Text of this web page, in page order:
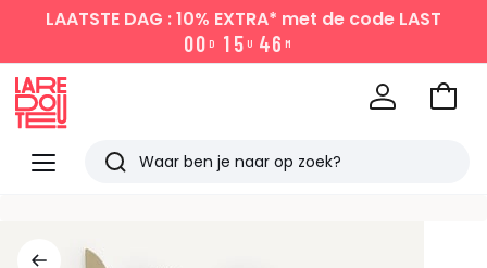
LAATSTE DAG : 10% EXTRA* met de code LAST
00 D 1 5 U 46 M
Menu
Redoute
Zoeken
Naar